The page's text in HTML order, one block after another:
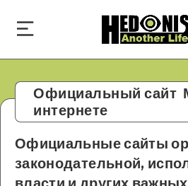
Официальный сайт
интернете
Официальные сайты
законодательной,